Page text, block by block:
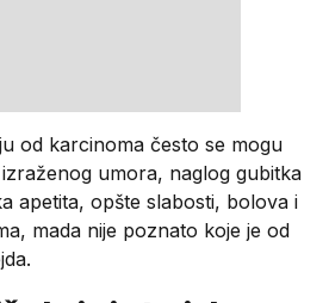
od karcinoma često se mogu
umora, naglog gubitka
apetita, opšte slabosti, bolova i
mada nije poznato koje je od